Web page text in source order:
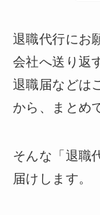
退職代行にお
会社へ送り返
退職届などは
から、まとめ
そんな「退職
届けします。